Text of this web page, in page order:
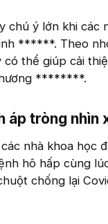
chú ý lớn khi các
******. Theo
thể giúp cải
********.
áp tròng nhìn
nhà khoa học
hô hấp cùng
chống lại